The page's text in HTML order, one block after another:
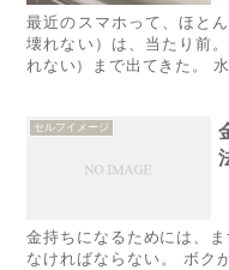
最近のスマホって、ほと
壊れない）は、当たり前
れない）まで出てきた。
セルフイメージ
金持ちになるためには、
なければならない。 ボク